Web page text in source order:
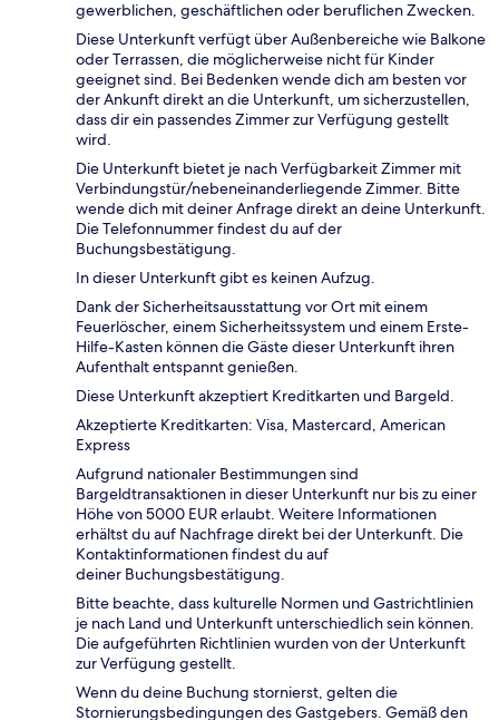
gewerblichen, geschäftlichen oder beruflichen Zwecken.
Diese Unterkunft verfügt über Außenbereiche wie Balkone
oder Terrassen, die möglicherweise nicht für Kinder
geeignet sind. Bei Bedenken wende dich am besten vor
der Ankunft direkt an die Unterkunft, um sicherzustellen,
dass dir ein passendes Zimmer zur Verfügung gestellt
wird.
Die Unterkunft bietet je nach Verfügbarkeit Zimmer mit
Verbindungstür/nebeneinanderliegende Zimmer. Bitte
wende dich mit deiner Anfrage direkt an deine Unterkunft.
Die Telefonnummer findest du auf der
Buchungsbestätigung.
In dieser Unterkunft gibt es keinen Aufzug.
Dank der Sicherheitsausstattung vor Ort mit einem
Feuerlöscher, einem Sicherheitssystem und einem Erste-
Hilfe-Kasten können die Gäste dieser Unterkunft ihren
Aufenthalt entspannt genießen.
Diese Unterkunft akzeptiert Kreditkarten und Bargeld.
Akzeptierte Kreditkarten: Visa, Mastercard, American
Express
Aufgrund nationaler Bestimmungen sind
Bargeldtransaktionen in dieser Unterkunft nur bis zu einer
Höhe von 5000 EUR erlaubt. Weitere Informationen
erhältst du auf Nachfrage direkt bei der Unterkunft. Die
Kontaktinformationen findest du auf
deiner Buchungsbestätigung.
Bitte beachte, dass kulturelle Normen und Gastrichtlinien
je nach Land und Unterkunft unterschiedlich sein können.
Die aufgeführten Richtlinien wurden von der Unterkunft
zur Verfügung gestellt.
Wenn du deine Buchung stornierst, gelten die
Stornierungsbedingungen des Gastgebers. Gemäß den